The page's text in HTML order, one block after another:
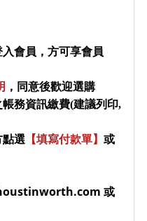
會員，方可享會員
，同意後歡迎選購
務資訊繳費(建議列印,
點選 【填寫付款單】 或
或